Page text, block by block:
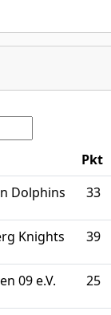
Pkt
Dolphins 33
Knights 39
09 e.V. 25